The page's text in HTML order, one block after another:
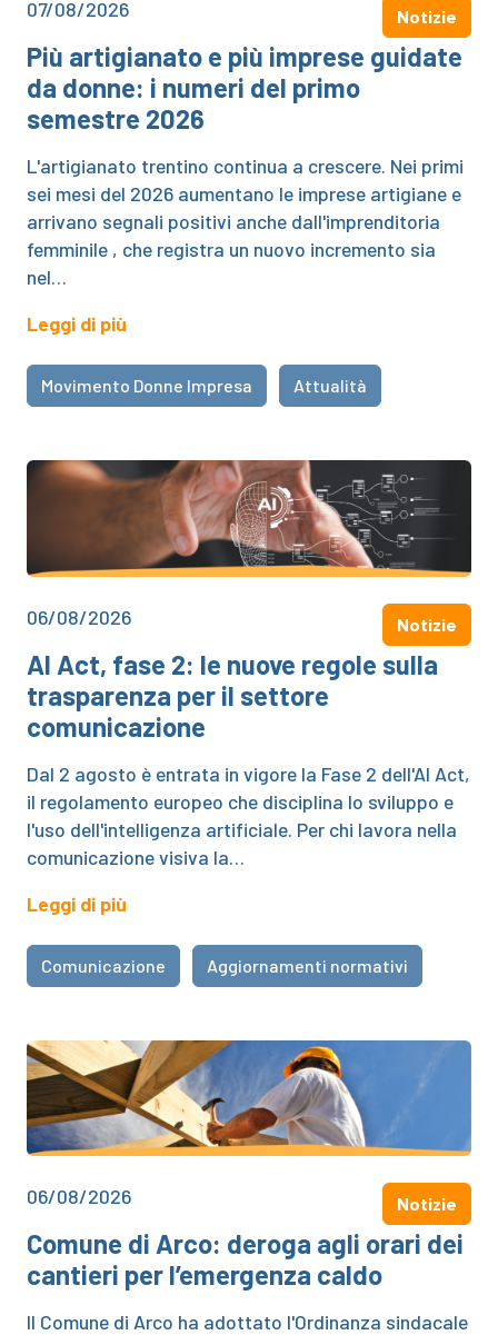
07/08/2026 Notizie
Più artigianato e più imprese guidate
da donne: i numeri del primo
semestre 2026
L'artigianato trentino continua a crescere. Nei primi
sei mesi del 2026 aumentano le imprese artigiane e
arrivano segnali positivi anche dall'imprenditoria
femminile , che registra un nuovo incremento sia
nel…
Leggi di più
Movimento Donne Impresa Attualità
06/08/2026 Notizie
AI Act, fase 2: le nuove regole sulla
trasparenza per il settore
comunicazione
Dal 2 agosto è entrata in vigore la Fase 2 dell'AI Act,
il regolamento europeo che disciplina lo sviluppo e
l'uso dell'intelligenza artificiale. Per chi lavora nella
comunicazione visiva la…
Leggi di più
Comunicazione Aggiornamenti normativi
06/08/2026 Notizie
Comune di Arco: deroga agli orari dei
cantieri per l’emergenza caldo
Il Comune di Arco ha adottato l'Ordinanza sindacale